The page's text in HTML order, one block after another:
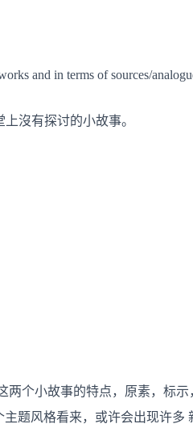
and in terms of sources/
沒有探讨的小故事。
两个小故事的特点，原素，标示
题风格看来，或许会出现许多